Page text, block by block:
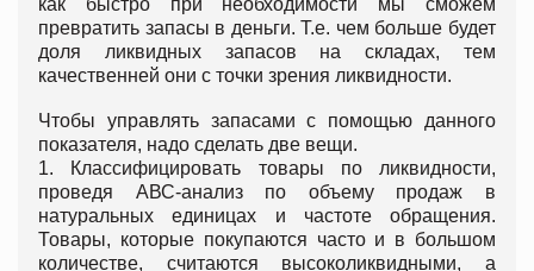
превратить запасы в деньги. Т.е. чем больше будет
доля ликвидных запасов на складах, тем
качественней они с точки зрения ликвидности.
Чтобы управлять запасами с помощью данного
показателя, надо сделать две вещи.
1. Классифицировать товары по ликвидности,
проведя АВС-анализ по объему продаж в
натуральных единицах и частоте обращения.
Товары, которые покупаются часто и в большом
количестве, считаются высоколиквидными, а